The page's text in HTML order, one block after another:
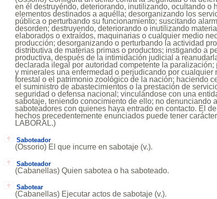
en él destruyéndo, deteriorando, inutilizando, ocultando o
elementos destinados a aquélla; desorganizando los
pública o perturbando su funcionamiento; suscitando
desorden; destruyendo, deteriorando o inutilizando
elaborados o extraídos, maquinarias o cualquier medio
producción; desorganizando o perturbando la actividad
distributiva de materias primas o productos; instigando a
productiva, después de la intimidación judicial a
declarada ilegal por autoridad competente la
y minerales una enfermedad o perjudicando por cualquier
forestal o el patrimonio zoológico de la nación; haciendo
el suministro de abastecimientos o la prestación de
seguridad o defensa nacional; vinculándose con una
sabotaje, teniendo conocimiento de ello; no denunciando
saboteadores con quienes haya entrado en contacto. El
hechos precedentemente enunciados puede tener
LABORAL.)
Saboteador
(Ossorio) El que incurre en sabotaje (v.).
Saboteador
(Cabanellas) Quien sabotea o ha saboteado.
Sabotear
(Cabanellas) Ejecutar actos de sabotaje (v.).